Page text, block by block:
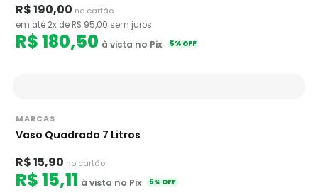
R$ 190,00 no cartão
em até 2x de R$ 95,00 sem juros
R$ 180,50 à vista no Pix 5% OFF
MARCAS
Vaso Quadrado 7 Litros
R$ 15,90 no cartão
R$ 15,11 à vista no Pix 5% OFF